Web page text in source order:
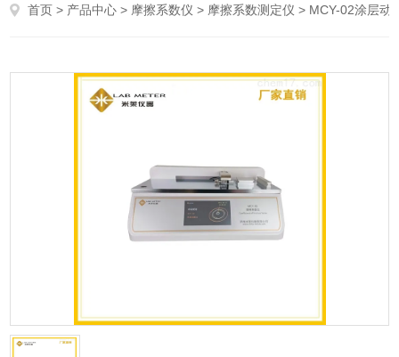
首页 > 产品中心 > 摩擦系数仪 > 摩擦系数测定仪 > MCY-02涂层动静摩擦系数仪